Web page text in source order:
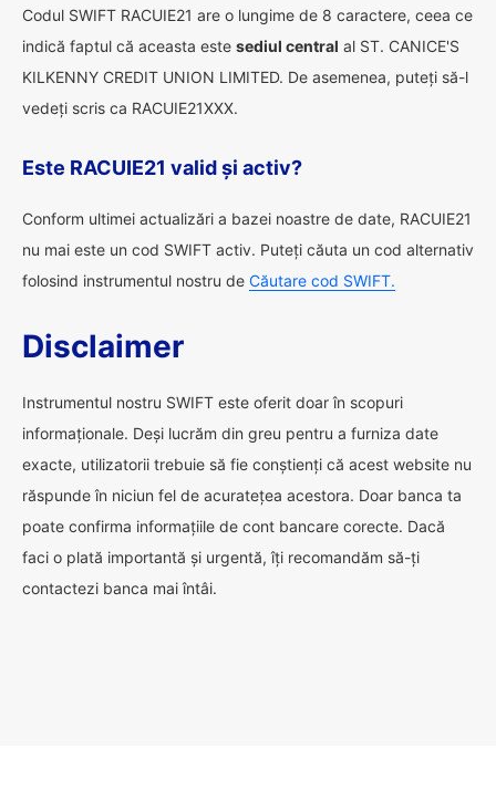
Codul SWIFT RACUIE21 are o lungime de 8 caractere, ceea ce
indică faptul că aceasta este sediul central al ST. CANICE'S
KILKENNY CREDIT UNION LIMITED. De asemenea, puteți să-l
vedeți scris ca RACUIE21XXX.
Este RACUIE21 valid și activ?
Conform ultimei actualizări a bazei noastre de date, RACUIE21
nu mai este un cod SWIFT activ. Puteți căuta un cod alternativ
folosind instrumentul nostru de Căutare cod SWIFT.
Disclaimer
Instrumentul nostru SWIFT este oferit doar în scopuri
informaționale. Deși lucrăm din greu pentru a furniza date
exacte, utilizatorii trebuie să fie conștienți că acest website nu
răspunde în niciun fel de acuratețea acestora. Doar banca ta
poate confirma informațiile de cont bancare corecte. Dacă
faci o plată importantă și urgentă, îți recomandăm să-ți
contactezi banca mai întâi.